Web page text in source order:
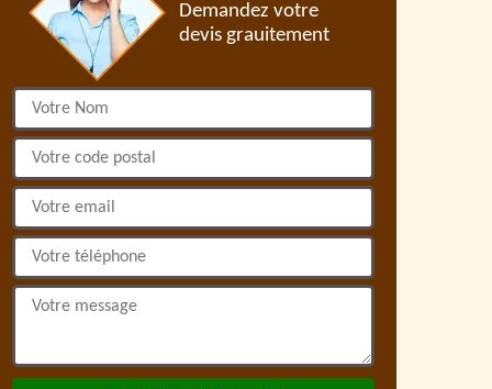
Demandez votre
devis grauitement